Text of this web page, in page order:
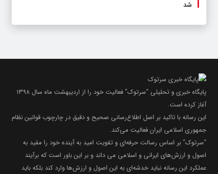
شد
پایگاه خبری و تحلیلی “سرتوک” فعالیت خود را از اردیبهشت ماه سال ۱۳۹۸
آغاز کرده است.
این رسانه با تاکید بر اصل اطلاع‌رسانی صحیح و دقیق در چارچوب قوانین نظام
جمهوری اسلامی ایران فعالیت می‌کند.
“سرتوک” بر اساس رسالت حرفه‌ای و تقویت امید به آینده خود را مقید به
اصول و ارزش‌های ایرانی و اسلامی می داند و بر این باور است که برآیند
عملکرد این رسانه نباید خدشه‌ای به این اصول و ارزش‌ها وارد کند بلکه باید